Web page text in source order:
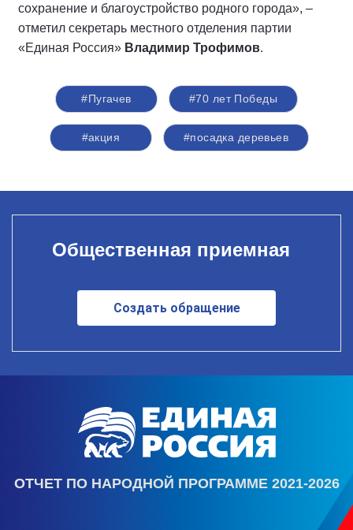
сохранение и благоустройство родного города», –
отметил секретарь местного отделения партии
«Единая Россия» Владимир Трофимов.
#Пугачев #70 лет Победы
#акция #посадка деревьев
Общественная приемная
Создать обращение
ОТЧЕТ ПО НАРОДНОЙ ПРОГРАММЕ 2021-2026